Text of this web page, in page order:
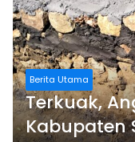
Berita Utama
Terkuak,
Kabupaten